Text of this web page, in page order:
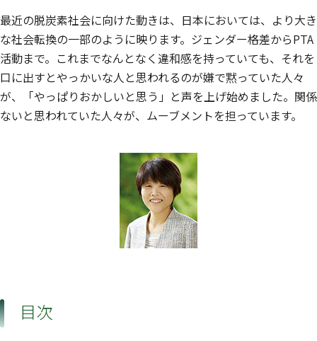
最近の脱炭素社会に向けた動きは、日本においては、より大き
な社会転換の一部のように映ります。ジェンダー格差からPTA
活動まで。これまでなんとなく違和感を持っていても、それを
口に出すとやっかいな人と思われるのが嫌で黙っていた人々
が、「やっぱりおかしいと思う」と声を上げ始めました。関係
ないと思われていた人々が、ムーブメントを担っています。
目次